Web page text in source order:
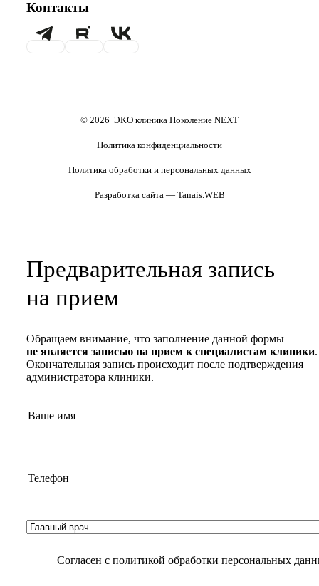
Психолог
ответ)
Проживание
Обследования перед ЭКО,
Контакты
© 2026 ЭКО клиника Поколение NEXT
Политика конфиденциальности
Политика обработки и персональных данных
Разработка сайта — Tanais.WEB
Предварительная запись
на прием
Обращаем внимание, что заполнение данной формы
не является записью на прием к специалистам клиники.
Окончательная запись происходит после подтверждения
администратора клиники.
Согласен с политикой обработки персональных